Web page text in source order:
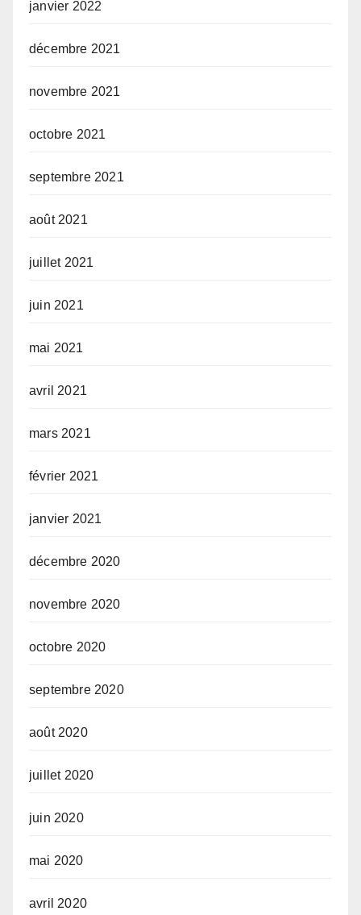
janvier 2022
décembre 2021
novembre 2021
octobre 2021
septembre 2021
août 2021
juillet 2021
juin 2021
mai 2021
avril 2021
mars 2021
février 2021
janvier 2021
décembre 2020
novembre 2020
octobre 2020
septembre 2020
août 2020
juillet 2020
juin 2020
mai 2020
avril 2020